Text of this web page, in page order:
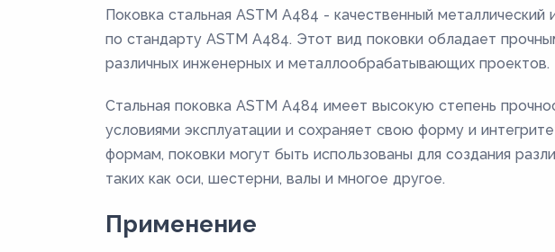
Поковка стальная ASTM A484 - качественный
по стандарту ASTM A484. Этот вид поковки обладает
различных инженерных и металлообрабатывающих проектов.
Стальная поковка ASTM A484 имеет высокую степень
условиями эксплуатации и сохраняет свою форму и
формам, поковки могут быть использованы для создания
таких как оси, шестерни, валы и многое другое.
Применение